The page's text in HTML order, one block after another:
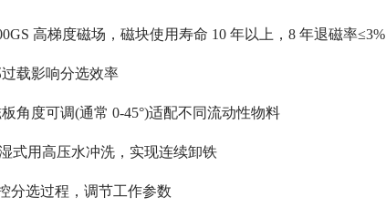
高梯度磁场，磁块使用寿命 10 年以上，8 年退磁率≤3%
载影响分选效率
角度可调(通常 0-45°)适配不同流动性物料
式用高压水冲洗，实现连续卸铁
分选过程，调节工作参数